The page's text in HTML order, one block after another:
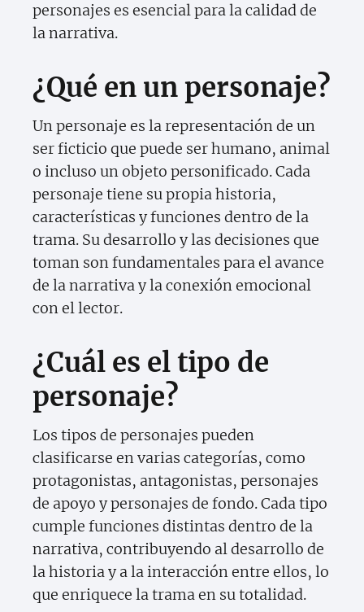
personajes es esencial para la calidad de
la narrativa.
¿Qué en un personaje?
Un personaje es la representación de un
ser ficticio que puede ser humano, animal
o incluso un objeto personificado. Cada
personaje tiene su propia historia,
características y funciones dentro de la
trama. Su desarrollo y las decisiones que
toman son fundamentales para el avance
de la narrativa y la conexión emocional
con el lector.
¿Cuál es el tipo de
personaje?
Los tipos de personajes pueden
clasificarse en varias categorías, como
protagonistas, antagonistas, personajes
de apoyo y personajes de fondo. Cada tipo
cumple funciones distintas dentro de la
narrativa, contribuyendo al desarrollo de
la historia y a la interacción entre ellos, lo
que enriquece la trama en su totalidad.